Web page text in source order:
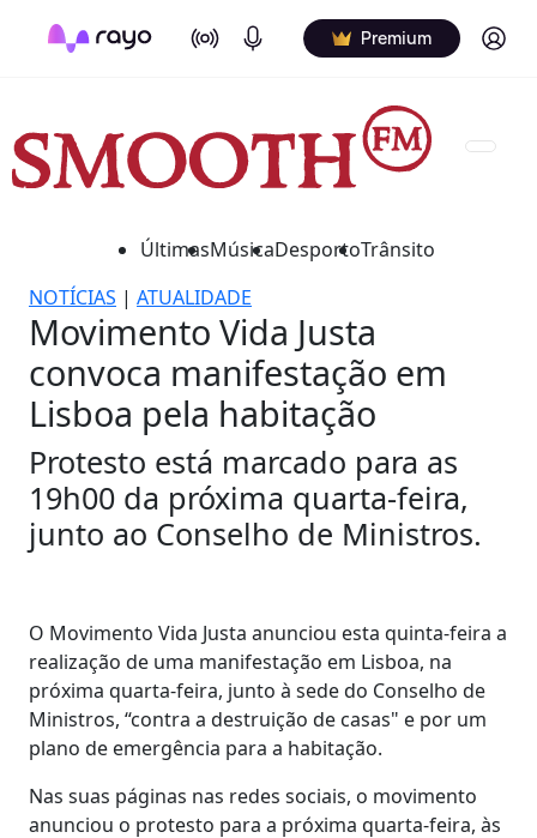
On Air Podcasts Premium Log in
ÚltimasMúsicaDesportoTrânsito
NOTÍCIAS | ATUALIDADE
Movimento Vida Justa
convoca manifestação em
Lisboa pela habitação
Protesto está marcado para as
19h00 da próxima quarta-feira,
junto ao Conselho de Ministros.
O Movimento Vida Justa anunciou esta quinta-feira a
realização de uma manifestação em Lisboa, na
próxima quarta-feira, junto à sede do Conselho de
Ministros, “contra a destruição de casas" e por um
plano de emergência para a habitação.
Nas suas páginas nas redes sociais, o movimento
anunciou o protesto para a próxima quarta-feira, às